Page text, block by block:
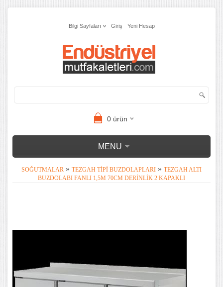
Bilgi Sayfaları Giriş Yeni Hesap
0ürün
MENU
SOĞUTMALAR » TEZGAH TIPI BUZDOLAPLARI » TEZGAH ALTI
BUZDOLABI FANLI 1,5M 70CM DERINLIK 2 KAPAKLI